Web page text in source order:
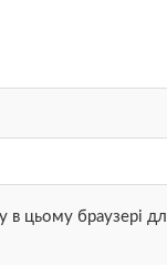
в цьому браузері